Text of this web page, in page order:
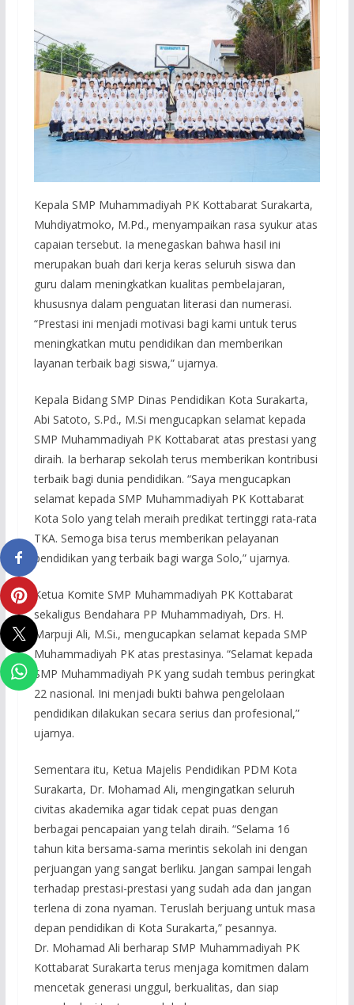
Kepala SMP Muhammadiyah PK Kottabarat Surakarta,
Muhdiyatmoko, M.Pd., menyampaikan rasa syukur atas
capaian tersebut. Ia menegaskan bahwa hasil ini
merupakan buah dari kerja keras seluruh siswa dan
guru dalam meningkatkan kualitas pembelajaran,
khususnya dalam penguatan literasi dan numerasi.
“Prestasi ini menjadi motivasi bagi kami untuk terus
meningkatkan mutu pendidikan dan memberikan
layanan terbaik bagi siswa,” ujarnya.
Kepala Bidang SMP Dinas Pendidikan Kota Surakarta,
Abi Satoto, S.Pd., M.Si mengucapkan selamat kepada
SMP Muhammadiyah PK Kottabarat atas prestasi yang
diraih. Ia berharap sekolah terus memberikan kontribusi
terbaik bagi dunia pendidikan. “Saya mengucapkan
selamat kepada SMP Muhammadiyah PK Kottabarat
Kota Solo yang telah meraih predikat tertinggi rata-rata
TKA. Semoga bisa terus memberikan pelayanan
pendidikan yang terbaik bagi warga Solo,” ujarnya.
Ketua Komite SMP Muhammadiyah PK Kottabarat
sekaligus Bendahara PP Muhammadiyah, Drs. H.
Marpuji Ali, M.Si., mengucapkan selamat kepada SMP
Muhammadiyah PK atas prestasinya. “Selamat kepada
SMP Muhammadiyah PK yang sudah tembus peringkat
22 nasional. Ini menjadi bukti bahwa pengelolaan
pendidikan dilakukan secara serius dan profesional,”
ujarnya.
Sementara itu, Ketua Majelis Pendidikan PDM Kota
Surakarta, Dr. Mohamad Ali, mengingatkan seluruh
civitas akademika agar tidak cepat puas dengan
berbagai pencapaian yang telah diraih. “Selama 16
tahun kita bersama-sama merintis sekolah ini dengan
perjuangan yang sangat berliku. Jangan sampai lengah
terhadap prestasi-prestasi yang sudah ada dan jangan
terlena di zona nyaman. Teruslah berjuang untuk masa
depan pendidikan di Kota Surakarta,” pesannya.
Dr. Mohamad Ali berharap SMP Muhammadiyah PK
Kottabarat Surakarta terus menjaga komitmen dalam
mencetak generasi unggul, berkualitas, dan siap